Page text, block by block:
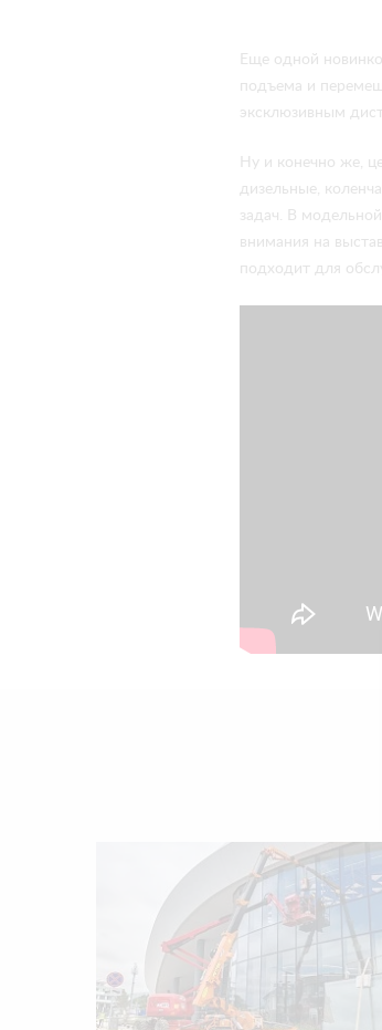
Еще одной
подъема и
эксклюзивным
Ну и конечно же,
дизельные,
задач. В
внимания на
подходит для